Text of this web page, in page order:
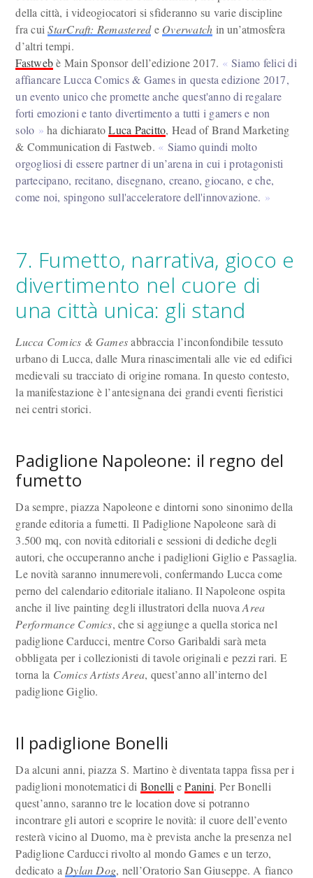
della città, i videogiocatori si sfideranno su varie discipline
fra cuiStarCraft: Remasterede Overwatch in un’atmosfera
d’altri tempi.
Fastwebè Main Sponsor dell’edizione 2017.
Siamo felici di
affiancare Lucca Comics & Games in questa edizione 2017,
un evento unico che promette anche quest'anno di regalare
forti emozioni e tanto divertimento a tutti i gamers e non
solo
ha dichiaratoLuca Pacitto, Head of Brand Marketing
& Communication di Fastweb.
Siamo quindi molto
orgogliosi di essere partner di un’arena in cui i protagonisti
partecipano, recitano, disegnano, creano, giocano, e che,
come noi, spingono sull'acceleratore dell'innovazione.
7. Fumetto, narrativa, gioco e
divertimento nel cuore di
una città unica: gli stand
Lucca Comics & Gamesabbraccia l’inconfondibile tessuto
urbano di Lucca, dalle Mura rinascimentali alle vie ed edifici
medievali su tracciato di origine romana. In questo contesto,
la manifestazione è l’antesignana dei grandi eventi fieristici
nei centri storici.
Padiglione Napoleone: il regno del
fumetto
Da sempre, piazza Napoleone e dintorni sono sinonimo della
grande editoria a fumetti. Il Padiglione Napoleone sarà di
3.500 mq, con novità editoriali e sessioni di dediche degli
autori, che occuperanno anche i padiglioni Giglio e Passaglia.
Le novità saranno innumerevoli, confermando Lucca come
perno del calendario editoriale italiano. Il Napoleone ospita
anche il live painting degli illustratori della nuovaArea
Performance Comics, che si aggiunge a quella storica nel
padiglione Carducci, mentre Corso Garibaldi sarà meta
obbligata per i collezionisti di tavole originali e pezzi rari. E
torna la Comics Artists Area, quest’anno all’interno del
padiglione Giglio.
Il padiglione Bonelli
Da alcuni anni, piazza S. Martino è diventata tappa fissa per i
padiglioni monotematici di Bonelli ePanini. Per Bonelli
quest’anno, saranno tre le location dove si potranno
incontrare gli autori e scoprire le novità: il cuore dell’evento
resterà vicino al Duomo, ma è prevista anche la presenza nel
Padiglione Carducci rivolto al mondo Games e un terzo,
dedicato a Dylan Dog, nell’Oratorio San Giuseppe. A fianco